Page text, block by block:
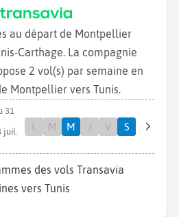
au départ de Montpellier
Carthage. La compagnie
2 vol(s) par semaine en
Montpellier vers Tunis.
31
juil.
L M M J V S
vers Tunis